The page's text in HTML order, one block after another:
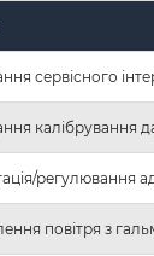
сервісного
калібрування
регулювання
повітря з